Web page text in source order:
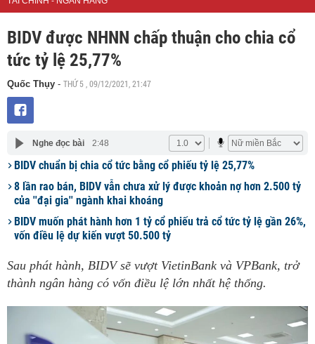
BIDV được NHNN chấp thuận cho chia cổ
tức tỷ lệ 25,77%
Quốc Thụy - THỨ 5 , 09/12/2021, 21:47
Nghe đọc bài 2:48
BIDV chuẩn bị chia cổ tức bằng cổ phiếu tỷ lệ 25,77%
8 lần rao bán, BIDV vẫn chưa xử lý được khoản nợ hơn 2.500 tỷ
của ''đại gia'' ngành khai khoáng
BIDV muốn phát hành hơn 1 tỷ cổ phiếu trả cổ tức tỷ lệ gần 26%,
vốn điều lệ dự kiến vượt 50.500 tỷ
Sau phát hành, BIDV sẽ vượt VietinBank và VPBank, trở
thành ngân hàng có vốn điều lệ lớn nhất hệ thống.